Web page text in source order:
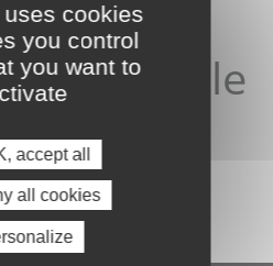
depuis le
04/2025 19:18:42
04/2025 13:00:08
cookies
you control
you want to
accept all
all cookies